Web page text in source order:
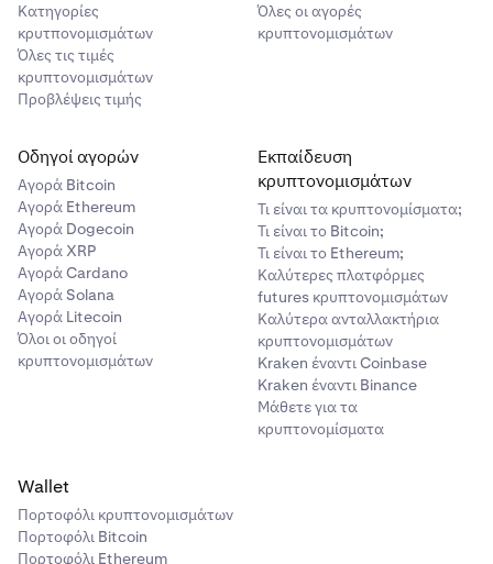
Κατηγορίες
κρυτπονομισμάτων
Όλες τις τιμές
κρυπτονομισμάτων
Προβλέψεις τιμής
Όλες οι αγορές
κρυπτονομισμάτων
Οδηγοί αγορών
Αγορά Bitcoin
Αγορά Ethereum
Αγορά Dogecoin
Αγορά XRP
Αγορά Cardano
Αγορά Solana
Αγορά Litecoin
Όλοι οι οδηγοί
κρυπτονομισμάτων
Εκπαίδευση
κρυπτονομισμάτων
Τι είναι τα κρυπτονομίσματα;
Τι είναι το Bitcoin;
Τι είναι το Ethereum;
Καλύτερες πλατφόρμες
futures κρυπτονομισμάτων
Καλύτερα ανταλλακτήρια
κρυπτονομισμάτων
Kraken έναντι Coinbase
Kraken έναντι Binance
Μάθετε για τα
κρυπτονομίσματα
Wallet
Πορτοφόλι κρυπτονομισμάτων
Πορτοφόλι Bitcoin
Πορτοφόλι Ethereum